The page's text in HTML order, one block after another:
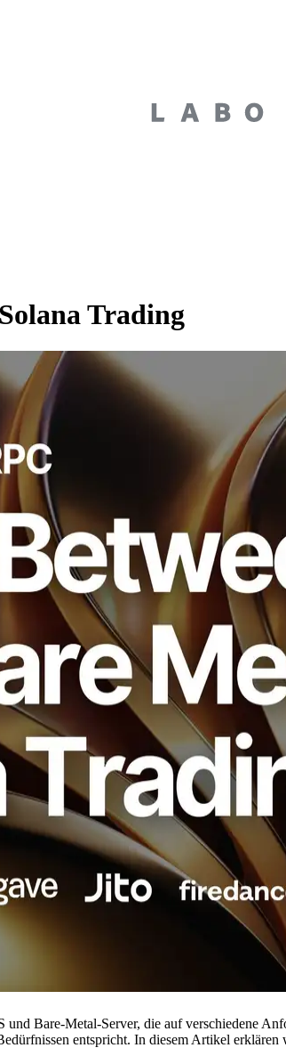
Trading
Bare-Metal-Server, die auf verschiedene
entspricht. In diesem Artikel